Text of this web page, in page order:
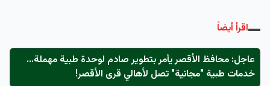
اقرأ أيضاً
عاجل: محافظ الأقصر يأمر بتطوير صادم لوحدة طبية مهملة...
خدمات طبية "مجانية" تصل لأهالي قرى الأقصر!